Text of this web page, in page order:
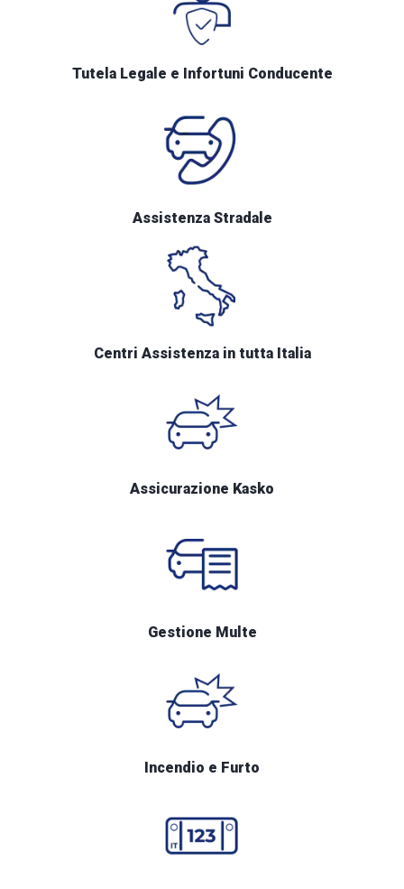
Tutela Legale e Infortuni Conducente
Assistenza Stradale
Centri Assistenza in tutta Italia
Assicurazione Kasko
Gestione Multe
Incendio e Furto